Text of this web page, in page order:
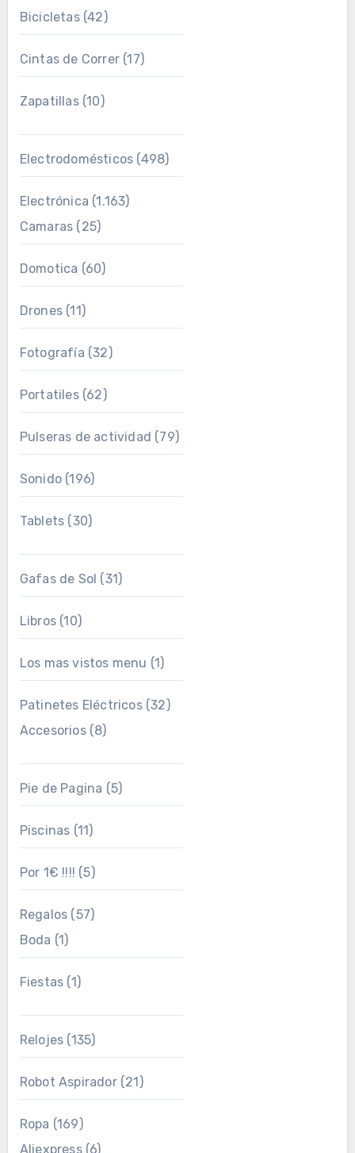
Bicicletas(42)
Cintas de Correr(17)
Zapatillas(10)
Electrodomésticos (498)
Electrónica (1.163)
Camaras (25)
Domotica (60)
Drones(11)
Fotografía (32)
Portatiles(62)
Pulseras de actividad (79)
Sonido(196)
Tablets (30)
Gafas de Sol (31)
Libros(10)
Los mas vistos menu (1)
Patinetes Eléctricos(32)
Accesorios(8)
Pie de Pagina (5)
Piscinas (11)
Por 1€ !!!! (5)
Regalos (57)
Boda (1)
Fiestas (1)
Relojes (135)
Robot Aspirador(21)
Ropa (169)
Aliexpress(6)